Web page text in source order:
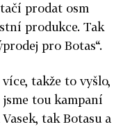
prodat osm
produkce. Tak
pro Botas“.
takže to vyšlo,
tou kampaní
tak Botasu a